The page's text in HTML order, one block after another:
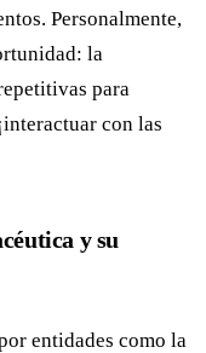
Personalmente,
la
para
con las
y su
entidades como la